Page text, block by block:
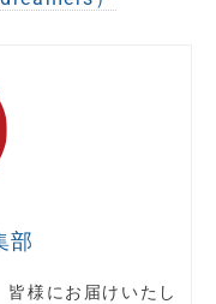
部
様にお届けいたし